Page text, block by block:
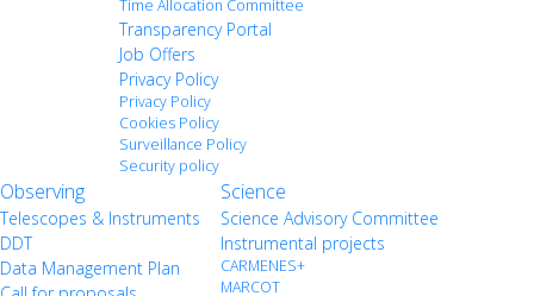
Time Allocation Committee
Transparency Portal
Job Offers
Privacy Policy
Privacy Policy
Cookies Policy
Surveillance Policy
Security policy
Observing
Telescopes & Instruments
DDT
Data Management Plan
Science
Science Advisory Committee
Instrumental projects
CARMENES+
MARCOT